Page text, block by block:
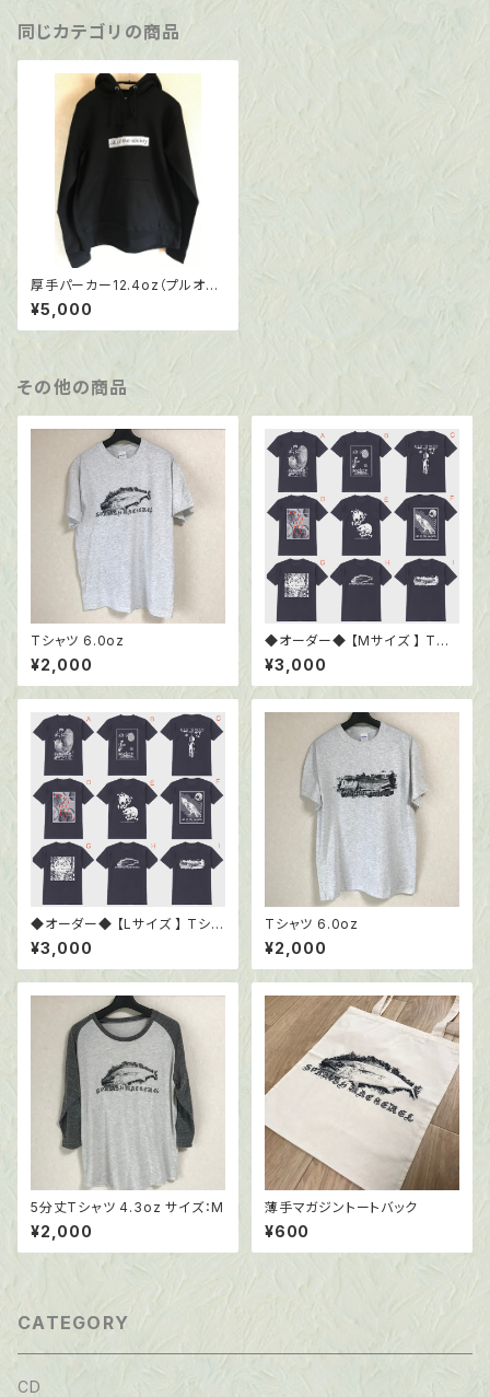
同じカテゴリの商品
厚手パーカー12.4oz（プルオー
バータイプ）サイズ：S
¥5,000
その他の商品
Tシャツ 6.0oz
¥2,000
◆オーダー◆ 【Mサイズ 】 Tシ
ャツ6.0oz ブラック
¥3,000
◆オーダー◆ 【Lサイズ 】 Tシャ
ツ6.0oz ブラック
¥3,000
Tシャツ 6.0oz
¥2,000
5分丈Tシャツ 4.3oz サイズ：M
¥2,000
薄手マガジントートバック
¥600
CATEGORY
CD